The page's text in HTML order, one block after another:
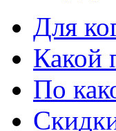
Для
Какой
По